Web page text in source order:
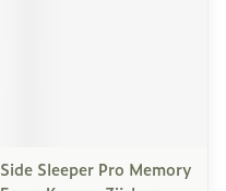
Side Sleeper Pro Memory